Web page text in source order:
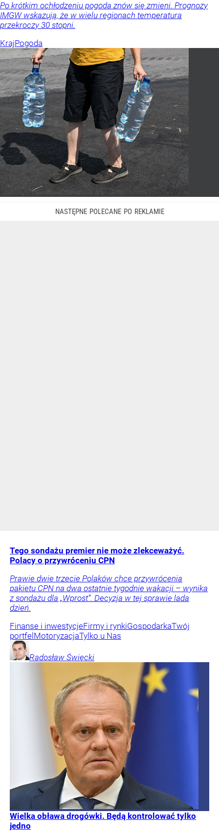
Po krótkim ochłodzeniu pogoda znów się zmieni. Prognozy
IMGW wskazują, że w wielu regionach temperatura
przekroczy 30 stopni.
KrajPogoda
Tego sondażu premier nie może zlekceważyć.
Polacy o przywróceniu CPN
Prawie dwie trzecie Polaków chce przywrócenia
pakietu CPN na dwa ostatnie tygodnie wakacji – wynika
z sondażu dla „Wprost”. Decyzja w tej sprawie lada
dzień.
Finanse i inwestycjeFirmy i rynkiGospodarkaTwój
portfel MotoryzacjaTylko u Nas
Radosław Święcki
Wielka obława drogówki. Będą kontrolować tylko
jedno